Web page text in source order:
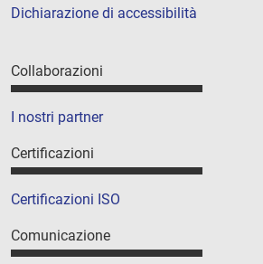
Dichiarazione di accessibilità
Collaborazioni
I nostri partner
Certificazioni
Certificazioni ISO
Comunicazione